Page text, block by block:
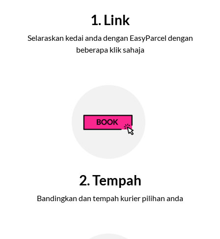
1. Link
Selaraskan kedai anda dengan EasyParcel dengan
beberapa klik sahaja
2. Tempah
Bandingkan dan tempah kurier pilihan anda